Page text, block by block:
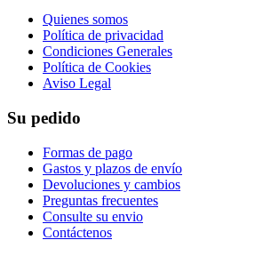
Quienes somos
Política de privacidad
Condiciones Generales
Política de Cookies
Aviso Legal
Su pedido
Formas de pago
Gastos y plazos de envío
Devoluciones y cambios
Preguntas frecuentes
Consulte su envio
Contáctenos